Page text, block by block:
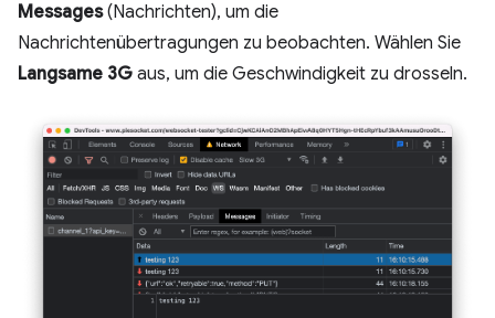
Messages(Nachrichten), um die
Nachrichtenübertragungen zu beobachten. Wählen Sie
Langsame 3G aus, um die Geschwindigkeit zu drosseln.